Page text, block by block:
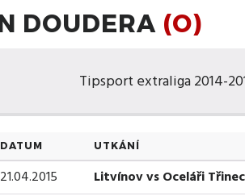
DOUDERA (O)
Tipsport extraliga 2014-
DATUM UTKÁNÍ
21.04.2015 Litvínov vs Oceláři Třinec